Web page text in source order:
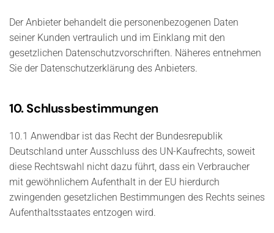
Der Anbieter behandelt die personenbezogenen Daten
seiner Kunden vertraulich und im Einklang mit den
gesetzlichen Datenschutzvorschriften. Näheres entnehmen
Sie der Datenschutzerklärung des Anbieters.
10. Schlussbestimmungen
10.1 Anwendbar ist das Recht der Bundesrepublik
Deutschland unter Ausschluss des UN-Kaufrechts, soweit
diese Rechtswahl nicht dazu führt, dass ein Verbraucher
mit gewöhnlichem Aufenthalt in der EU hierdurch
zwingenden gesetzlichen Bestimmungen des Rechts seines
Aufenthaltsstaates entzogen wird.